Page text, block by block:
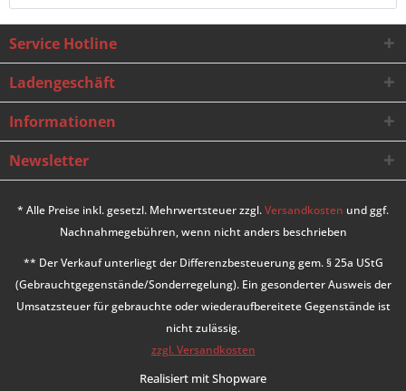
Service Hotline
Ladengeschäft
Informationen
Newsletter
* Alle Preise inkl. gesetzl. Mehrwertsteuer zzgl.Versandkosten und ggf.
Nachnahmegebühren, wenn nicht anders beschrieben
** Der Verkauf unterliegt der Differenzbesteuerung gem. § 25a UStG
(Gebrauchtgegenstände/Sonderregelung). Ein gesonderter Ausweis der
Umsatzsteuer für gebrauchte oder wiederaufbereitete Gegenstände ist
nicht zulässig.
zzgl. Versandkosten
Realisiert mit Shopware